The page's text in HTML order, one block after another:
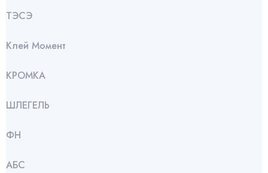
ТЭСЭ
Клей Момент
КРОМКА
ШЛЕГЕЛЬ
ФН
АБС